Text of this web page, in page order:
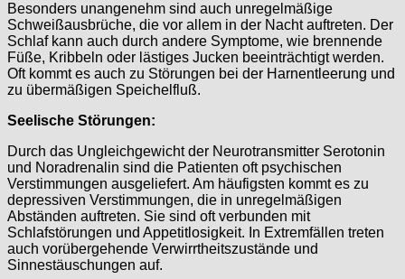
Besonders unangenehm sind auch unregelmäßige
Schweißausbrüche, die vor allem in der Nacht auftreten. Der
Schlaf kann auch durch andere Symptome, wie brennende
Füße, Kribbeln oder lästiges Jucken beeinträchtigt werden.
Oft kommt es auch zu Störungen bei der Harnentleerung und
zu übermäßigen Speichelfluß.
Seelische Störungen:
Durch das Ungleichgewicht der Neurotransmitter Serotonin
und Noradrenalin sind die Patienten oft psychischen
Verstimmungen ausgeliefert. Am häufigsten kommt es zu
depressiven Verstimmungen, die in unregelmäßigen
Abständen auftreten. Sie sind oft verbunden mit
Schlafstörungen und Appetitlosigkeit. In Extremfällen treten
auch vorübergehende Verwirrtheitszustände und
Sinnestäuschungen auf.